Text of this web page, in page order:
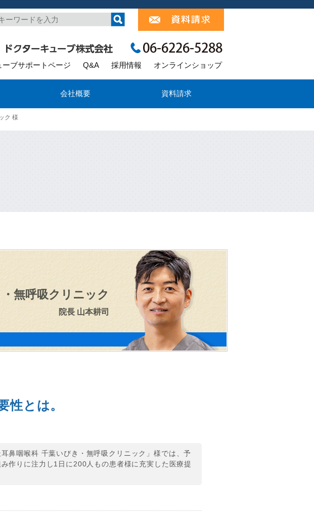
ーブサポートページ Q&A 採用情報 オンラインショップ
会社概要 資料請求
ク 様
無呼吸クリニック
院長 山本耕司
性とは。
鼻咽喉科 千葉いびき・無呼吸クリニック」様では、予
作りに注力し1日に200人もの患者様に充実した医療提